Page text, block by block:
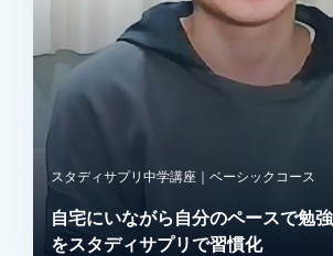
スタディサプリ中学講座｜ベーシックコース
自宅にいながら自分のペースで勉
をスタディサプリで習慣化